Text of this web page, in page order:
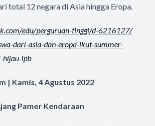
total 12 negara di Asia hingga Eropa.
edu/perguruan-tinggi/d-6216127/
dari-asia-dan-eropa-ikut-summer-
hijau-ipb
| Kamis, 4 Agustus 2022
Pamer Kendaraan